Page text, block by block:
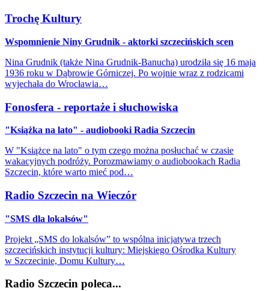
Trochę Kultury
Wspomnienie Niny Grudnik - aktorki szczecińskich scen
Nina Grudnik (także Nina Grudnik-Banucha) urodziła się 16 maja
1936 roku w Dąbrowie Górniczej. Po wojnie wraz z rodzicami
wyjechała do Wrocławia…
Fonosfera - reportaże i słuchowiska
"Książka na lato" - audiobooki Radia Szczecin
W "Książce na lato" o tym czego można posłuchać w czasie
wakacyjnych podróży. Porozmawiamy o audiobookach Radia
Szczecin, które warto mieć pod…
Radio Szczecin na Wieczór
"SMS dla lokalsów"
Projekt „SMS do lokalsów” to wspólna inicjatywa trzech
szczecińskich instytucji kultury: Miejskiego Ośrodka Kultury
w Szczecinie, Domu Kultury…
Radio Szczecin poleca...